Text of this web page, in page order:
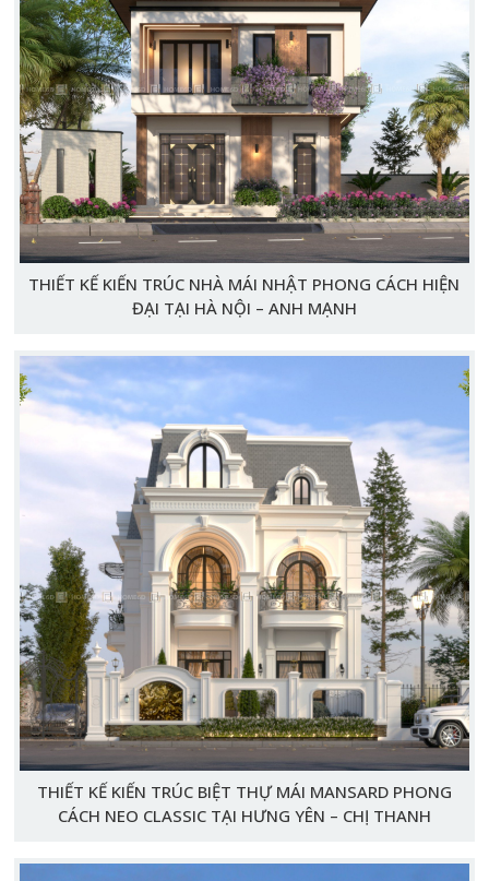
THIẾT KẾ KIẾN TRÚC NHÀ MÁI NHẬT PHONG CÁCH HIỆN
ĐẠI TẠI HÀ NỘI – ANH MẠNH
THIẾT KẾ KIẾN TRÚC BIỆT THỰ MÁI MANSARD PHONG
CÁCH NEO CLASSIC TẠI HƯNG YÊN – CHỊ THANH